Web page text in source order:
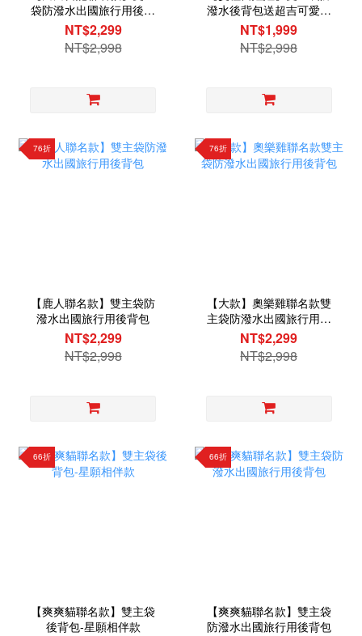
袋防潑水出國旅行用後背
包
NT$2,299
NT$2,998
潑水後背包送超吉可愛小
圓包
NT$1,999
NT$2,998
76折
【鹿人聯名款】雙主袋防
潑水出國旅行用後背包
NT$2,299
NT$2,998
76折
【大款】奧樂雞聯名款雙
主袋防潑水出國旅行用後
背包
NT$2,299
NT$2,998
66折
【爽爽貓聯名款】雙主袋
後背包-星願相伴款
66折
【爽爽貓聯名款】雙主袋
防潑水出國旅行用後背包